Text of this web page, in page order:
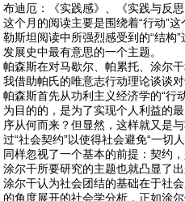
布迪厄：《实践感》、《实践与反
这个月的阅读主要是围绕着“行动”
勒斯坦阅读中所强烈感受到的“结构
发展史中最有意思的一个主题。
帕森斯在对马歇尔、帕累托、涂尔
我借助帕氏的唯意志行动理论谈谈
帕森斯首先从功利主义经济学的“行
为目的的，是为了实现个人利益的
序从何而来？但显然，这样就又是
过“社会契约”以使得社会避免“一切
同样忽视了一个基本的前提：契约
涂尔干所要研究的主题也就凸显了
涂尔干认为社会团结的基础在于社
的角度展开的社会学分析，正如涂